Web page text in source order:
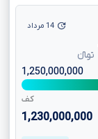
تومانءءء
14 مرداد
1,250,000,000
کف
1,230,000,000